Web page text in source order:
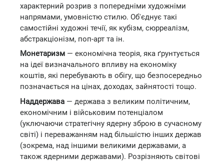
характерний розрив з попередніми художніми
напрямами, умовністю стилю. Об'єднує такі
самостійні художні течії, як кубізм, сюрреалізм,
абстракціонізм, поп-арт та ін.
Монетаризм — економічна теорія, яка ґрунтується
на ідеї визначального впливу на економіку
коштів, які перебувають в обігу, що безпосередньо
позначається на цінах, доходах, зайнятості тощо.
Наддержава — держава з великим політичним,
економічним і військовим потенціалом
(уключаючи стратегічну ядерну зброю в сучасному
світі) і переважанням над більшістю інших держав
(зокрема, над іншими великими державами, а
також ядерними державами). Розрізняють світові